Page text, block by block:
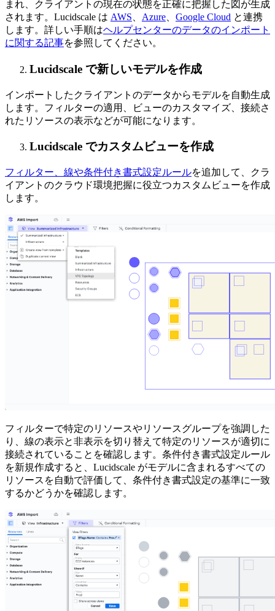
まれ、クライアントの現在の状態を正確に把握した図が生成
されます。Lucidscale は AWS Azure Google Cloud と連携
します。詳しい手順はヘルプセンターのデータのインポート
に関する記事を参照してください。
Lucidscale で新しいモデルを作成
インポートしたクライアントのデータからモデルを自動生成
します。フィルターの適用、ビューのカスタマイズ、接続さ
れたリソースの表示などが可能になります。
Lucidscale でカスタムビューを作成
フィルター、線や条件付き書式設定ルールを追加して、クラ
イアントのクラウド環境把握に役立つカスタムビューを作成
します。
フィルターで特定のリソースやリソースグループを強調した
り、線の表示と非表示を切り替えて特定のリソースが適切に
接続されていることを確認します。条件付き書式設定ルール
を新規作成すると、Lucidscale がモデルに含まれるすべての
リソースを自動で評価して、条件付き書式設定の基準に一致
するかどうかを確認します。